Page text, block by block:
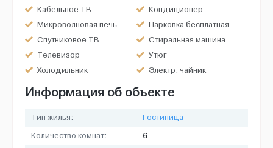
Кабельное ТВ
Кондиционер
Микроволновая печь
Парковка бесплатная
Спутниковое ТВ
Стиральная машина
Телевизор
Утюг
Холодильник
Электр. чайник
Информация об объекте
Тип жилья:
Гостиница
Количество комнат:
6